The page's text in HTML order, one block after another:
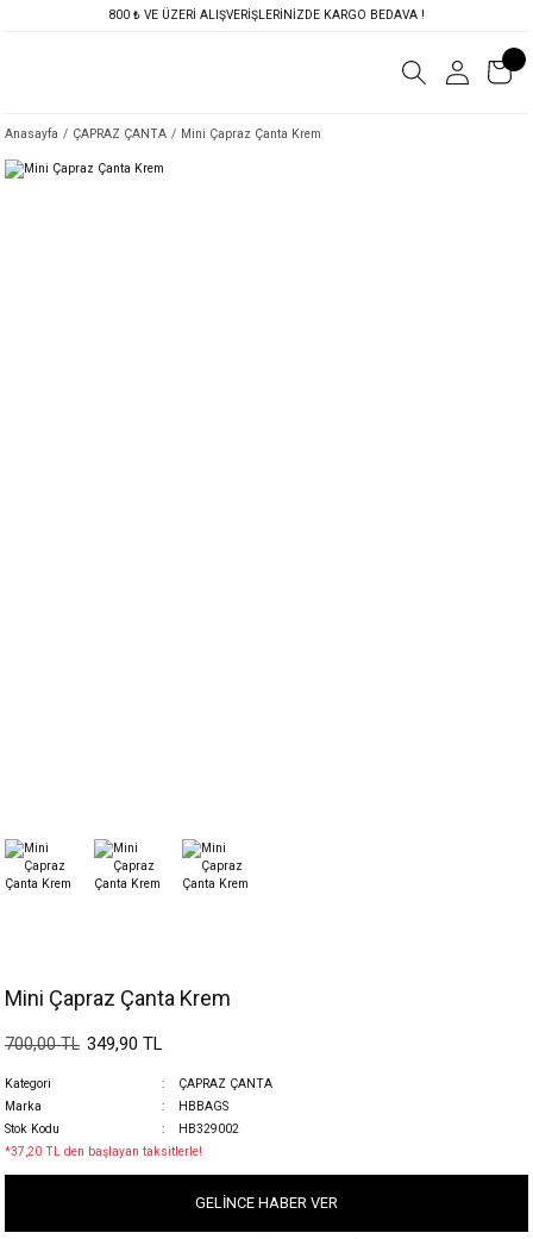
800 ₺ VE ÜZERİ ALIŞVERİŞLERİNİZDE KARGO BEDAVA !
Anasayfa ÇAPRAZ ÇANTA Mini Çapraz Çanta Krem
Mini Çapraz Çanta Krem
700,00 TL 349,90 TL
Kategori
ÇAPRAZ ÇANTA
Marka
HBBAGS
Stok Kodu
HB329002
*37,20 TL den başlayan taksitlerle!
GELİNCE HABER VER